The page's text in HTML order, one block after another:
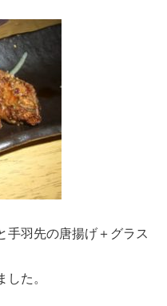
手羽先の唐揚げ＋グラス
た。